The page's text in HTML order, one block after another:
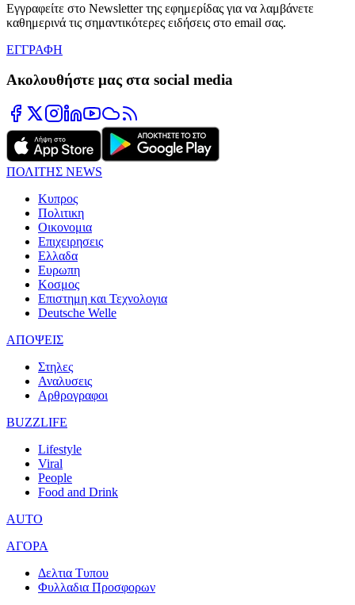
Εγγραφείτε στο Newsletter της εφημερίδας για να λαμβάνετε
καθημερινά τις σημαντικότερες ειδήσεις στο email σας.
ΕΓΓΡΑΦΗ
Ακολουθήστε μας στα social media
ΠΟΛΙΤΗΣ NEWS
Κυπρος
Πολιτικη
Οικονομια
Επιχειρησεις
Ελλαδα
Ευρωπη
Κοσμος
Επιστημη και Τεχνολογια
Deutsche Welle
ΑΠΟΨΕΙΣ
Στηλες
Αναλυσεις
Αρθρογραφοι
BUZZLIFE
Lifestyle
Viral
People
Food and Drink
AUTO
ΑΓΟΡΑ
Δελτια Τυπου
Φυλλαδια Προσφορων